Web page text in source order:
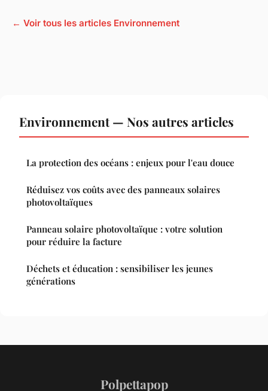
← Voir tous les articles Environnement
Environnement — Nos autres articles
La protection des océans : enjeux pour l'eau douce
Réduisez vos coûts avec des panneaux solaires
photovoltaïques
Panneau solaire photovoltaïque : votre solution
pour réduire la facture
Déchets et éducation : sensibiliser les jeunes
générations
Polpettapop